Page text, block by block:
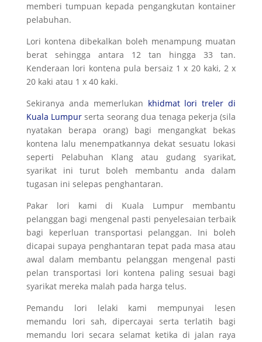
memberi tumpuan kepada pengangkutan kontainer
pelabuhan.
Lori kontena dibekalkan boleh menampung muatan
berat sehingga antara 12 tan hingga 33 tan.
Kenderaan lori kontena pula bersaiz 1 x 20 kaki, 2 x
20 kaki atau 1 x 40 kaki.
Sekiranya anda memerlukan khidmat lori treler di
Kuala Lumpur serta seorang dua tenaga pekerja (sila
nyatakan berapa orang) bagi mengangkat bekas
kontena lalu menempatkannya dekat sesuatu lokasi
seperti Pelabuhan Klang atau gudang syarikat,
syarikat ini turut boleh membantu anda dalam
tugasan ini selepas penghantaran.
Pakar lori kami di Kuala Lumpur membantu
pelanggan bagi mengenal pasti penyelesaian terbaik
bagi keperluan transportasi pelanggan. Ini boleh
dicapai supaya penghantaran tepat pada masa atau
awal dalam membantu pelanggan mengenal pasti
pelan transportasi lori kontena paling sesuai bagi
syarikat mereka malah pada harga telus.
Pemandu lori lelaki kami mempunyai lesen
memandu lori sah, dipercayai serta terlatih bagi
memandu lori secara selamat ketika di jalan raya